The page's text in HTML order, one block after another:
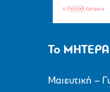
Το ΜΗΤΕΡΑ
Μαιευτική –